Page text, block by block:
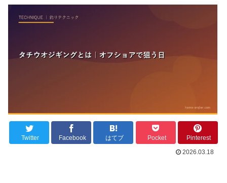
Twitter Facebook はてブ Pocket
Pinterest
2026.03.18